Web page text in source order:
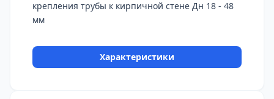
крепления трубы к кирпичной стене Дн 18 - 48
мм
Характеристики